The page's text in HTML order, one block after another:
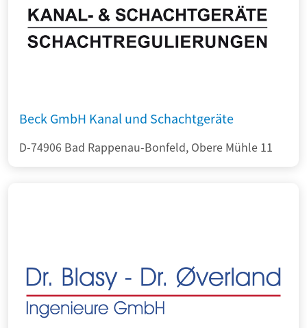
Beck GmbH Kanal und Schachtgeräte
D-74906 Bad Rappenau-Bonfeld, Obere Mühle 11